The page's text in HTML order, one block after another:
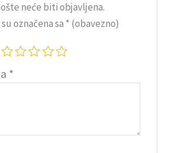
neće biti objavljena.
označena sa * (obavezno)
*